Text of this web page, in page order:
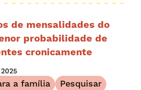
Nosso objetivo é apoiar os
que estão
de mensalidades do
probabilidade de
cronicamente
a família
Pesquisar